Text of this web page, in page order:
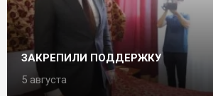
ЗАКРЕПИЛИ ПОДДЕРЖКУ
5 августа